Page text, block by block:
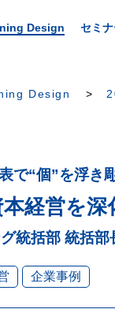
Design セミ
Design
で“個”を浮き
経営を深
統括部 統括部
企業事例